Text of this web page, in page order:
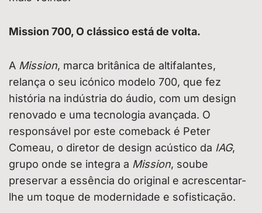
Mission 700, O clássico está de volta.
A Mission, marca britânica de altifalantes,
relança o seu icónico modelo 700, que fez
história na indústria do áudio, com um design
renovado e uma tecnologia avançada. O
responsável por este comeback é Peter
Comeau, o diretor de design acústico da IAG,
grupo onde se integra a Mission, soube
preservar a essência do original e acrescentar-
lhe um toque de modernidade e sofisticação.